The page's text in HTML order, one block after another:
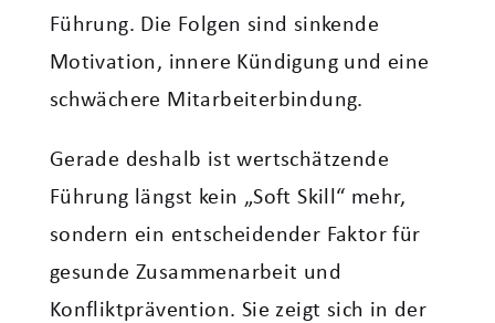
Führung. Die Folgen sind sinkende
Motivation, innere Kündigung und eine
schwächere Mitarbeiterbindung.
Gerade deshalb ist wertschätzende
Führung längst kein „Soft Skill“ mehr,
sondern ein entscheidender Faktor für
gesunde Zusammenarbeit und
Konfliktprävention. Sie zeigt sich in der